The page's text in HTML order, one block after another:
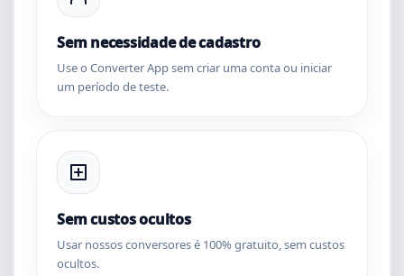
Sem necessidade de cadastro
Use o Converter App sem criar uma conta ou iniciar
um período de teste.
Sem custos ocultos
Usar nossos conversores é 100% gratuito, sem custos
ocultos.